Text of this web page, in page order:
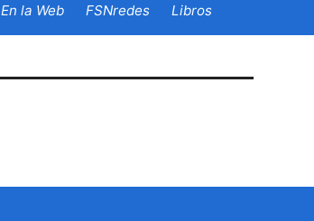
En la Web FSNredes Libros